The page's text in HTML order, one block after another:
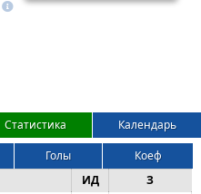
Статистика
Календарь
Голы
Коеф
ИД
З